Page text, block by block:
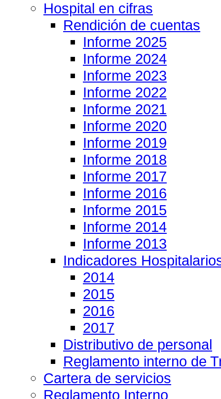
Hospital en cifras
Rendición de cuentas
Informe 2025
Informe 2024
Informe 2023
Informe 2022
Informe 2021
Informe 2020
Informe 2019
Informe 2018
Informe 2017
Informe 2016
Informe 2015
Informe 2014
Informe 2013
Indicadores
2014
2015
2016
2017
Distributivo de personal
Reglamento interno de
Cartera de servicios
Reglamento Interno